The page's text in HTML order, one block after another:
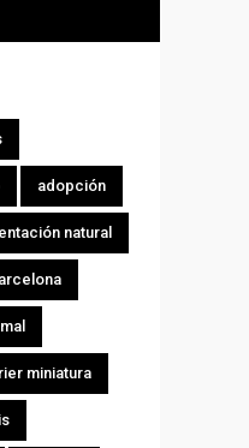
adopción
natural
miniatura